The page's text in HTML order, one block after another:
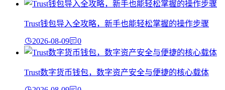
Trust钱包导入全攻略，新手也能轻松掌握的操作步骤
2026-08-09 0
Trust数字货币钱包，数字资产安全与便捷的核心载体